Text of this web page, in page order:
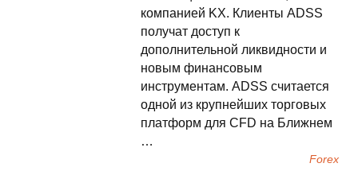
компанией KX. Клиенты ADSS
получат доступ к
дополнительной ликвидности и
новым финансовым
инструментам. ADSS считается
одной из крупнейших торговых
платформ для CFD на Ближнем
…
Forex